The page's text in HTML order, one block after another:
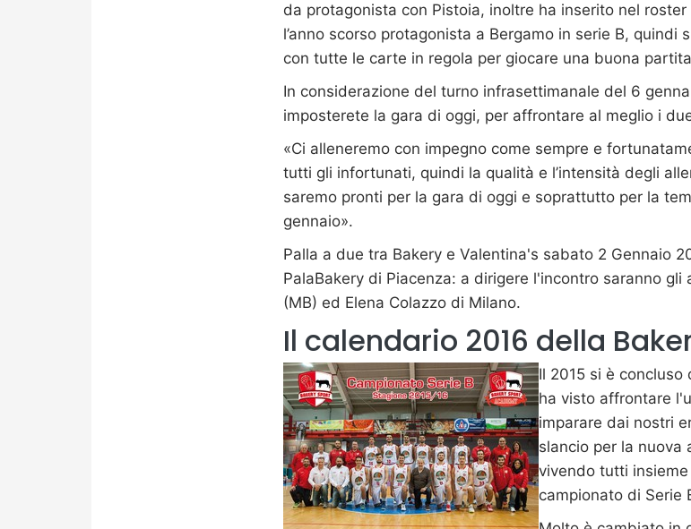
da protagonista con Pistoia, inoltre ha inserito nel
l’anno scorso protagonista a Bergamo in serie B, quindi
con tutte le carte in regola per giocare una buona
In considerazione del turno infrasettimanale del 6
imposterete la gara di oggi, per affrontare al meglio i
«Ci alleneremo con impegno come sempre e
tutti gli infortunati, quindi la qualità e l’intensità degli
saremo pronti per la gara di oggi e soprattutto per la
gennaio».
Palla a due tra Bakery e Valentina's sabato 2 Gennaio
PalaBakery di Piacenza: a dirigere l'incontro saranno gli
(MB) ed Elena Colazzo di Milano.
Il calendario 2016 della
Il 2015 si è
ha visto affrontare
imparare dai nostri
slancio per la nuova
vivendo tutti
campionato di Serie